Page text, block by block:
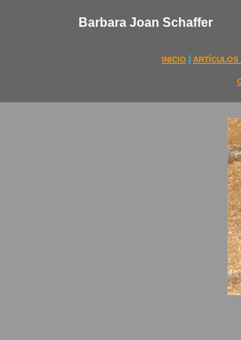
Barbara Joan Schaffer
INICIO ARTÍCULOS